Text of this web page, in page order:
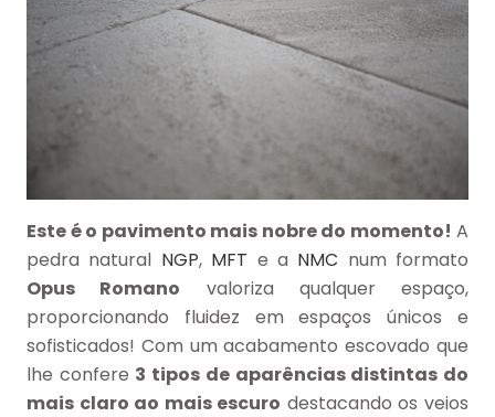
Este é o pavimento mais nobre do momento! A
pedra natural NGP, MFT e a NMC num formato
Opus Romano valoriza qualquer espaço,
proporcionando fluidez em espaços únicos e
sofisticados! Com um acabamento escovado que
lhe confere 3 tipos de aparências distintas do
mais claro ao mais escuro destacando os veios